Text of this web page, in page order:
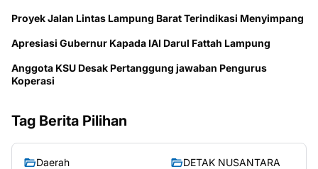
Proyek Jalan Lintas Lampung Barat Terindikasi Menyimpang
Apresiasi Gubernur Kapada IAI Darul Fattah Lampung
Anggota KSU Desak Pertanggung jawaban Pengurus
Koperasi
Tag Berita Pilihan
Daerah
DETAK NUSANTARA